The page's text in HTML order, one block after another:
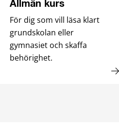
Allmän kurs
För dig som vill läsa klart
grundskolan eller
gymnasiet och skaffa
behörighet.